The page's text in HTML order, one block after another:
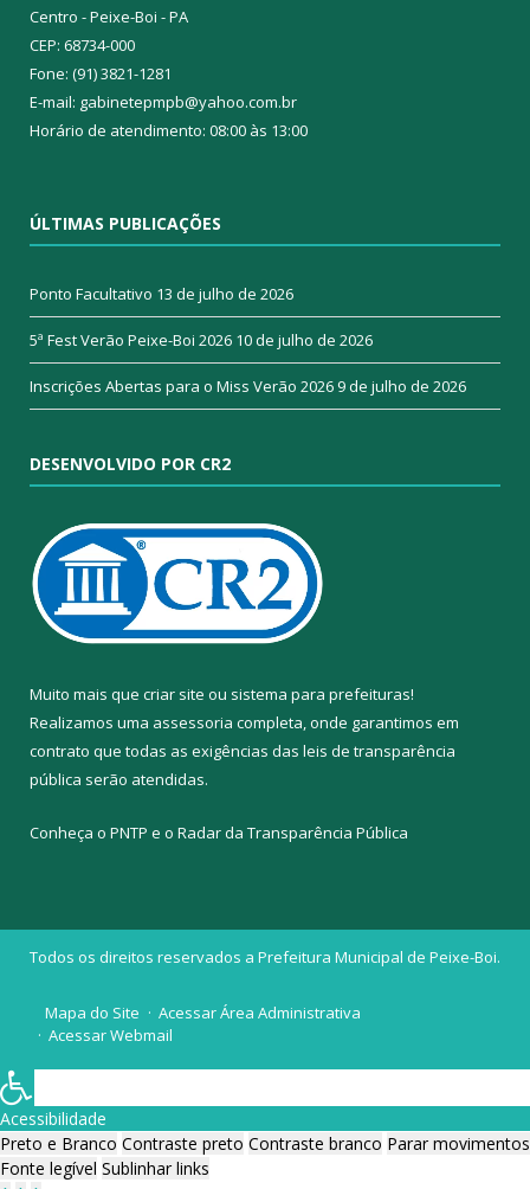
Centro - Peixe-Boi - PA
CEP: 68734-000
Fone: (91) 3821-1281
E-mail: gabinetepmpb@yahoo.com.br
Horário de atendimento: 08:00 às 13:00
ÚLTIMAS PUBLICAÇÕES
Ponto Facultativo 13 de julho de 2026
5ª Fest Verão Peixe-Boi 2026 10 de julho de 2026
Inscrições Abertas para o Miss Verão 20269 de julho de 2026
DESENVOLVIDO POR CR2
Muito mais que criar site ou sistema para prefeituras!
Realizamos uma assessoria completa, onde garantimos em
contrato que todas as exigências das leis de transparência
pública serão atendidas.
Conheça o PNTP e o Radar da Transparência Pública
Todos os direitos reservados a Prefeitura Municipal de Peixe-Boi.
Mapa do Site
Acessar Área Administrativa
Acessar Webmail
Acessibilidade
Preto e Branco Contraste preto Contraste branco Parar movimentos
Fonte legível Sublinhar links